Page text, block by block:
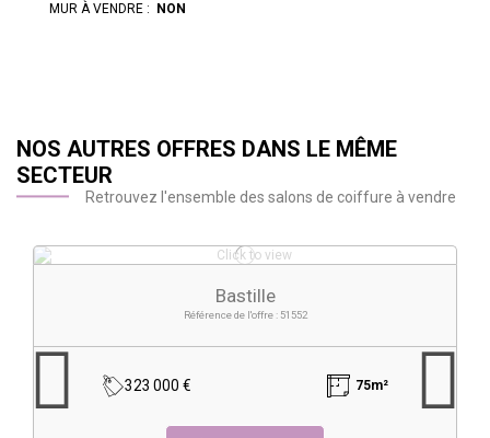
MUR À VENDRE : NON
NOS AUTRES OFFRES DANS LE MÊME
SECTEUR
Retrouvez l'ensemble des salons de coiffure à vendre
Bastille
Référence de l'offre : 51552
323 000 € 75m²